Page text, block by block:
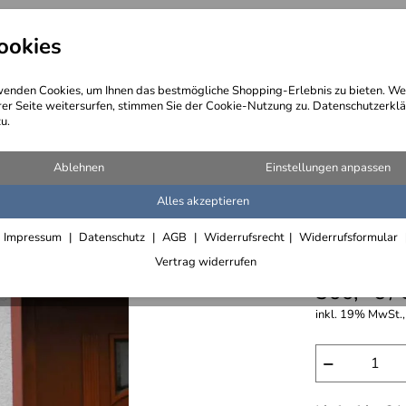
Cookies, um Ihnen das bestmögliche Shopping-Erlebnis zu bieten.
Seite weitersurfen, stimmen Sie der Cookie-Nutzung zu.
Ablehnen Einstellungen anpassen
Alles akzeptieren
Impressum Datenschutz AGB Widerrufsrecht
Widerrufsformular
Vertrag widerrufen
Wegebeschreibung @
366,- € /
inkl. 19%
−